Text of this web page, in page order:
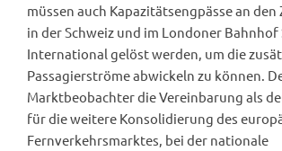
müssen auch Kapazitätsengpässe an
in der Schweiz und im Londoner Bahnhof
International gelöst werden, um die
Passagierströme abwickeln zu können.
Marktbeobachter die Vereinbarung als
für die weitere Konsolidierung des
Fernverkehrsmarktes, bei der nationale